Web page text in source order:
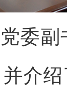
委
介